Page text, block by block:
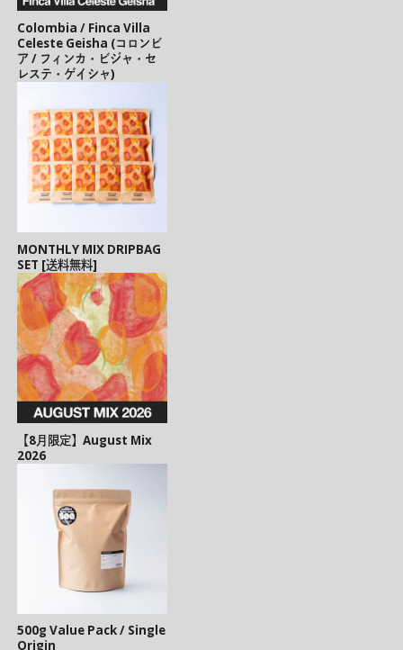
Colombia / Finca Villa
Celeste Geisha (コロンビ
ア / フィンカ・ビジャ・セ
レステ・ゲイシャ)
MONTHLY MIX DRIPBAG
SET [送料無料]
【8月限定】August Mix
2026
500g Value Pack / Single
Origin